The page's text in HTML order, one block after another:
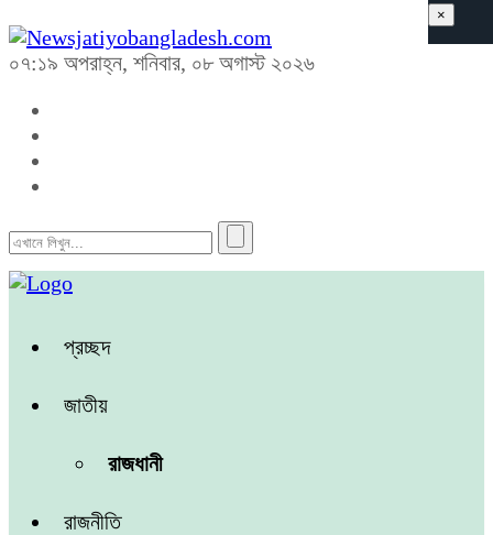
০৭:১৯ অপরাহ্ন, শনিবার, ০৮ অগাস্ট ২০২৬
প্রচ্ছদ
জাতীয়
রাজধানী
রাজনীতি
×